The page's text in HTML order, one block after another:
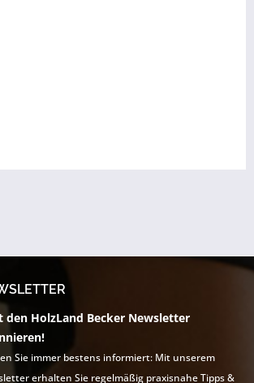
den HolzLand Becker Newsletter
Sie immer bestens informiert: Mit unserem
erhalten Sie regelmäßig praxisnahe Tipps &